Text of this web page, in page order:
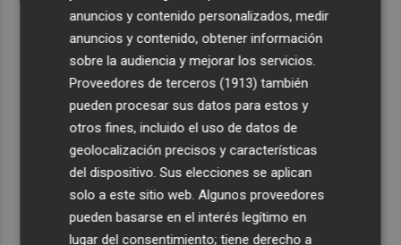
anuncios y contenido personalizados, medir
anuncios y contenido, obtener información
sobre la audiencia y mejorar los servicios.
Proveedores de terceros (1913) también
pueden procesar sus datos para estos y
otros fines, incluido el uso de datos de
geolocalización precisos y características
del dispositivo. Sus elecciones se aplican
solo a este sitio web. Algunos proveedores
pueden basarse en el interés legítimo en
lugar del consentimiento; tiene derecho a